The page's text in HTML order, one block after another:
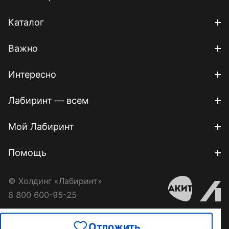
Каталог
Важно
Интересно
Лабиринт — всем
Мой Лабиринт
Помощь
© Холдинг «Лабиринт»
8 800 600-95-25